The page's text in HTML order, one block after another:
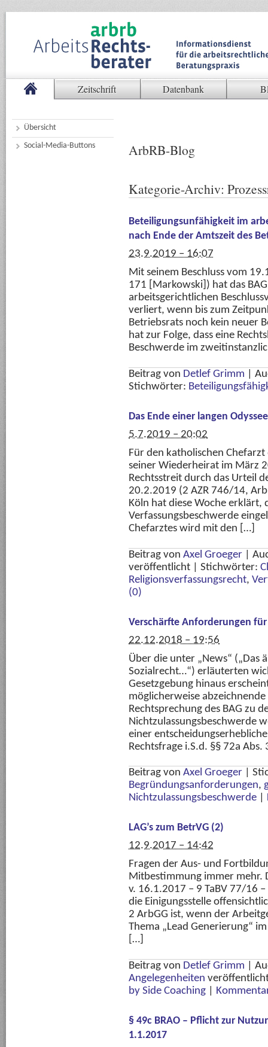
Zeitschrift Datenbank
Übersicht
Social-Media-Buttons
ArbRB-Blog
Kategorie-Archiv:
Beteiligungsunfähigkeit im
nach Ende der Amtszeit des
23.9.2019 – 16:07
Mit seinem Beschluss vom
171 [Markowski]) hat das
arbeitsgerichtlichen
verliert, wenn bis zum
Betriebsrats noch kein neuer
hat zur Folge, dass eine
Beschwerde im
Beitrag von Detlef Grimm
Stichwörter:
Das Ende einer langen
5.7.2019 – 20:02
Für den katholischen
seiner Wiederheirat im März
Rechtsstreit durch das Urteil
20.2.2019 (2 AZR 746/14,
Köln hat diese Woche erklärt,
Verfassungsbeschwerde
Chefarztes wird mit den […]
Beitrag von Axel Groeger
veröffentlicht
Stichwörter:
Religionsverfassungsrecht,
(0)
Verschärfte Anforderungen
22.12.2018 – 19:56
Über die unter „News“ („Das
Sozialrecht…“) erläuterten
Gesetzgebung hinaus
möglicherweise
Rechtsprechung des BAG zu
Nichtzulassungsbeschwerde
einer
Rechtsfrage i.S.d. §§ 72a
Beitrag von Axel Groeger
Begründungsanforderungen,
Nichtzulassungsbeschwerde
LAG’s zum BetrVG (2)
12.9.2017 – 14:42
Fragen der Aus- und
Mitbestimmung immer mehr.
v. 16.1.2017 – 9 TaBV 77/16
die Einigungsstelle
2 ArbGG ist, wenn der
Thema „Lead Generierung“
[…]
Beitrag von Detlef Grimm
Angelegenheiten
by Side Coaching
§ 49c BRAO – Pflicht zur
1.1.2017